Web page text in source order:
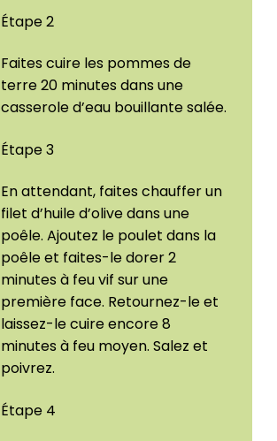
Étape 2
Faites cuire les pommes de
terre 20 minutes dans une
casserole d’eau bouillante salée.
Étape 3
En attendant, faites chauffer un
filet d’huile d’olive dans une
poêle. Ajoutez le poulet dans la
poêle et faites-le dorer 2
minutes à feu vif sur une
première face. Retournez-le et
laissez-le cuire encore 8
minutes à feu moyen. Salez et
poivrez.
Étape 4